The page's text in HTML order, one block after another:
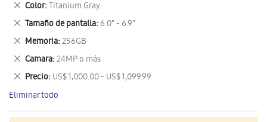
Color Titanium Gray.
Eliminar
este
artículo
Tamaño de pantalla 6.0" - 6.9"
Eliminar
este
artículo
Memoria 256GB
Eliminar
este
artículo
Camara 24MP o más
Eliminar
este
artículo
Precio US$ 1,000.00 - US$ 1,099.99
Eliminar
este
artículo
Eliminar todo